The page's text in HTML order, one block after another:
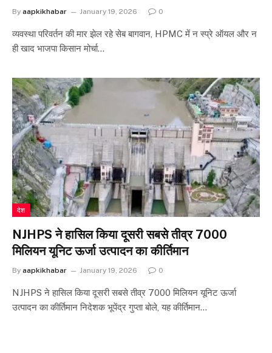
By aapkikhabar January 19, 2026 0
व्यवस्था परिवर्तन की मार झेल रहे सेब बागवान, HPMC में न स्प्रे ऑयल और न
ही खाद भाजपा किसान मोर्चा…
देश
NJHPS ने हासिल किया दूसरी सबसे तीव्र 7000
मिलियन यूनिट ऊर्जा उत्पादन का कीर्तिमान
By aapkikhabar January 19, 2026 0
NJHPS ने हासिल किया दूसरी सबसे तीव्र 7000 मिलियन यूनिट ऊर्जा
उत्पादन का कीर्तिमान निदेशक भूपेंद्र गुप्ता बोले, यह कीर्तिमान…